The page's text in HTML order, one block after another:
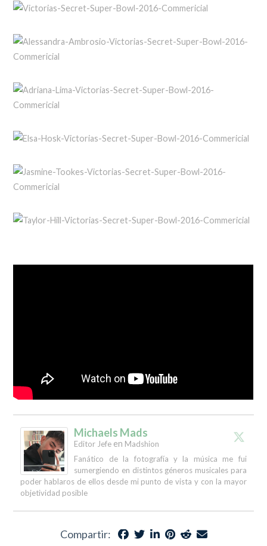
Michaels Mads
Editor Jefe en Madshion
Fanático de la fotografía y la música me fui
sumergiendo en distintos géneros musicales para
poder hablaros de ellos desde mi punto de vista y con la mayor
objetividad posible
Compartir: